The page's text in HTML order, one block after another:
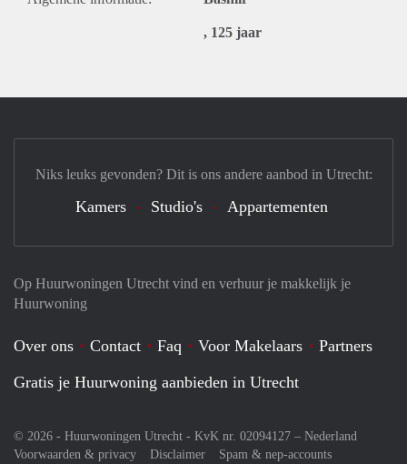
, 125 jaar
Op Huurwoningen Utrecht vind en verhuur je makkelijk je
Huurwoning
Over ons Contact Faq Voor Makelaars
Partners
Gratis je Huurwoning aanbieden in Utrecht
© 2026 - Huurwoningen Utrecht - KvK nr. 02094127 – Nederland
Voorwaarden & privacy
Disclaimer Spam & nep-accounts
Niks leuks gevonden? Dit is ons andere aanbod in Utrecht:
Kamers Studio's Appartementen